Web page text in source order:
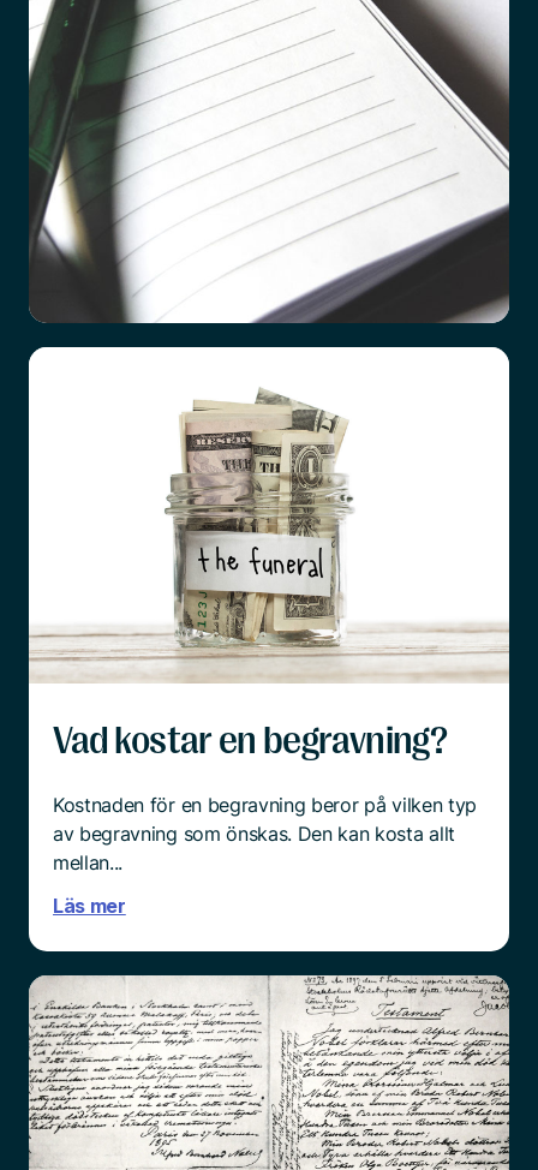
Checklista vid dödsfall
Det är ett hårt slag att förlora en närstående
familjemedlem, oavsett vad orsaken är. Hur
förberedda vi än tror att vi är, till exempel efter
en lång tids sjukdom hos den anhörige, så är det
överrumplande och chockartat.
Och mitt i sorgen är det ingen enkel sak att börja
tänka praktiskt.
Läs mer
Vad kostar en begravning?
Kostnaden för en begravning beror på vilken typ
av begravning som önskas. Den kan kosta allt
mellan...
Läs mer